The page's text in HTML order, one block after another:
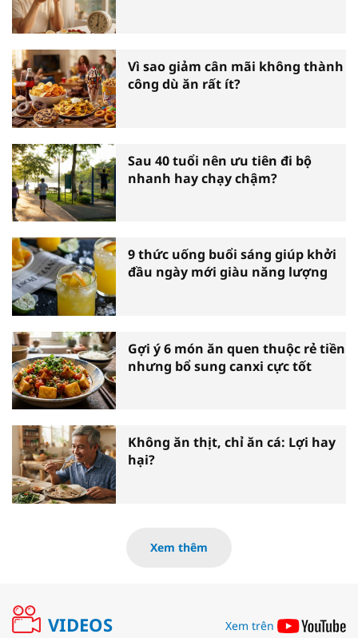
Vì sao giảm cân mãi không thành
công dù ăn rất ít?
Sau 40 tuổi nên ưu tiên đi bộ
nhanh hay chạy chậm?
9 thức uống buổi sáng giúp khởi
đầu ngày mới giàu năng lượng
Gợi ý 6 món ăn quen thuộc rẻ tiền
nhưng bổ sung canxi cực tốt
Không ăn thịt, chỉ ăn cá: Lợi hay
hại?
Xem thêm
VIDEOS Xem trên